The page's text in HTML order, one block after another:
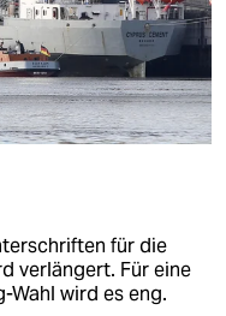
für die
verlängert. Für eine
Wahl wird es eng.